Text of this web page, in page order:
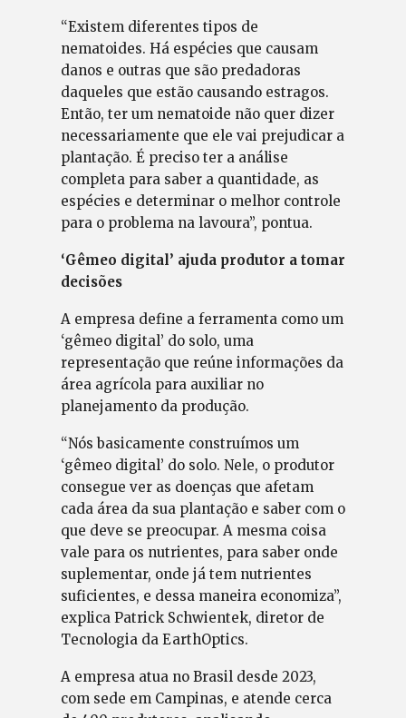
“Existem diferentes tipos de
nematoides. Há espécies que causam
danos e outras que são predadoras
daqueles que estão causando estragos.
Então, ter um nematoide não quer dizer
necessariamente que ele vai prejudicar a
plantação. É preciso ter a análise
completa para saber a quantidade, as
espécies e determinar o melhor controle
para o problema na lavoura”, pontua.
‘Gêmeo digital’ ajuda produtor a tomar
decisões
A empresa define a ferramenta como um
‘gêmeo digital’ do solo, uma
representação que reúne informações da
área agrícola para auxiliar no
planejamento da produção.
“Nós basicamente construímos um
‘gêmeo digital’ do solo. Nele, o produtor
consegue ver as doenças que afetam
cada área da sua plantação e saber com o
que deve se preocupar. A mesma coisa
vale para os nutrientes, para saber onde
suplementar, onde já tem nutrientes
suficientes, e dessa maneira economiza”,
explica Patrick Schwientek, diretor de
Tecnologia da EarthOptics.
A empresa atua no Brasil desde 2023,
com sede em Campinas, e atende cerca